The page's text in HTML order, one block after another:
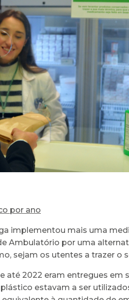
por ano
implementou mais uma
Ambulatório por uma
sejam os utentes a trazer o
até 2022 eram entregues
estavam a ser